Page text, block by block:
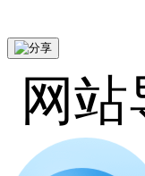
网站